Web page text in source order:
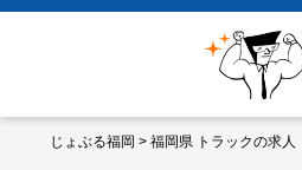
じょぶる福岡 > 福岡県 トラックの求人